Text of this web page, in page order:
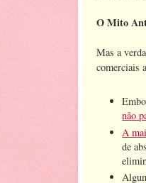
O Mito
Mas a
comerciais
não
A
de